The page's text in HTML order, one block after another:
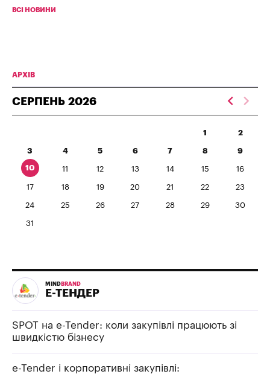
ВСІ НОВИНИ
АРХІВ
СЕРПЕНЬ 2026
1 2
3 4 5 6 7 8 9
10 11 12 13 14 15 16
17 18 19 20 21 22 23
24 25 26 27 28 29 30
31
MIND BRAND
Е-ТЕНДЕР
SPOT на e-Tender: коли закупівлі працюють зі
швидкістю бізнесу
e-Tender і корпоративні закупівлі: